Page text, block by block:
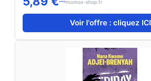
momox-shop.fr
Voir l'offre : cliquez ICI